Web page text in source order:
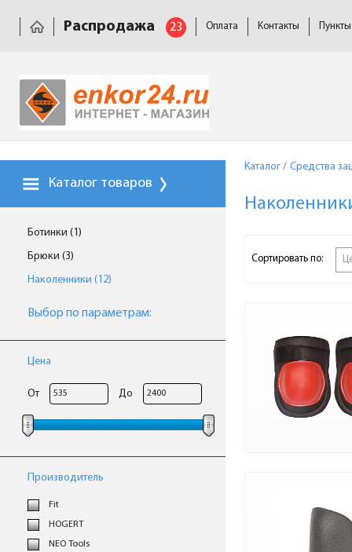
Распродажа 23 Оплата Контакты
Каталог товаров
Ботинки (1)
Брюки (3)
Наколенники (12)
Выбор по параметрам:
Цена
От До
Производитель
Fit
HOGERT
NEO Tools
Каталог / Средства
Сортировать по: